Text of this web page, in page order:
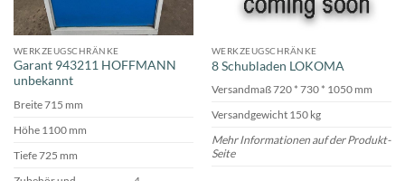
WERKZEUGSCHRÄNKE
Garant 943211 HOFFMANN
unbekannt
Breite 715 mm
Höhe 1100 mm
Tiefe 725 mm
WERKZEUGSCHRÄNKE
8 Schubladen LOKOMA
Versandmaß 720 * 730 * 1050 mm
Versandgewicht 150 kg
Mehr Informationen auf der Produkt-
Seite